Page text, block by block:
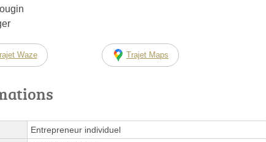
Waze Trajet Maps
Entrepreneur individuel